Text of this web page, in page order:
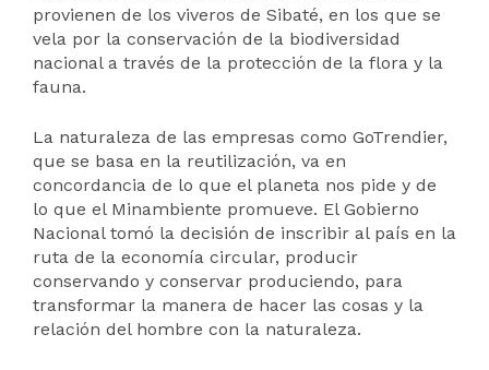
provienen de los viveros de Sibaté, en los que se
vela por la conservación de la biodiversidad
nacional a través de la protección de la flora y la
fauna.
La naturaleza de las empresas como GoTrendier,
que se basa en la reutilización, va en
concordancia de lo que el planeta nos pide y de
lo que el Minambiente promueve. El Gobierno
Nacional tomó la decisión de inscribir al país en la
ruta de la economía circular, producir
conservando y conservar produciendo, para
transformar la manera de hacer las cosas y la
relación del hombre con la naturaleza.